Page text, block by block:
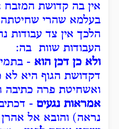
אין בה קדושת
בעלמא שהרי
הלכך אין צד עבודות
העבודות שוות בה:
ולא כן דכן הוא -
דקדושת הגוף היא לא
ואשחיטת פרה כתיבה
אמראות נגעים -
נראה) והובא אל